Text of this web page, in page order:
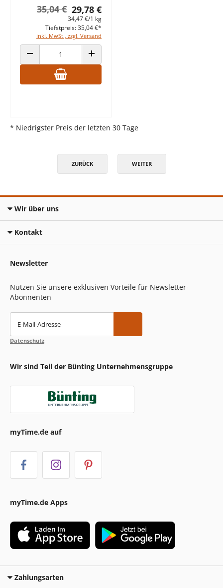
29,78 €
35,04 €
34,47 €/1 kg
inkl. MwSt., zzgl. Versand
Tiefstpreis: 35,04 €*
ANZAHL VERRINGERN ANZAHL ERHÖHEN
* Niedrigster Preis der letzten 30 Tage
ZURÜCK WEITER
Wir über uns
Kontakt
Newsletter
Nutzen Sie unsere exklusiven Vorteile für Newsletter-
Abonnenten
E-Mail-Adresse
Datenschutz
Wir sind Teil der Bünting Unternehmensgruppe
myTime.de auf
myTime.de Apps
Zahlungsarten